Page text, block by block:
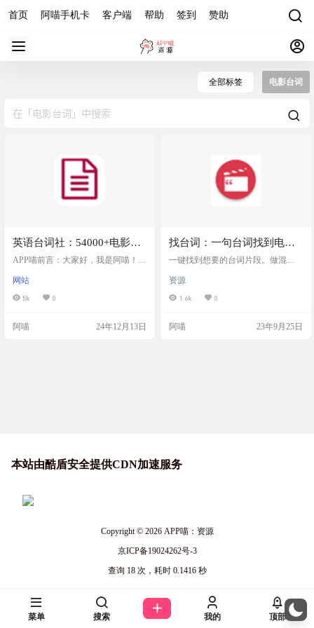
首页 阿喵手机卡 客户端 帮助 签到 赞助
全部标签 电影台词
英语台词社：54000+电影，
110000+集美剧台词，英语学
APP喵前言：大家好，我是阿喵！今
习资源网站——英语台词社。这个
网站已经搜集了54000多部电影和11
听力、口语还是词汇量，这里都有
网站
5k 0
阿喵 24年12月13日
找台词：一句台词找到电影
片段
一键找到想要的台词片段。做混剪
及影片类型进行搜索，查到后可以
见到这句台词在影片的具体时间
实在是太方便了。 网站截图 网站链
资源
1.6k 0
阿喵 23年9月25日
本站由酷盾安全提供CDN加速服务
Copyright © 2026APP喵：资源
京ICP备19024262号-3
查询 18 次，耗时 0.1416 秒
菜单 搜索 我的 顶部